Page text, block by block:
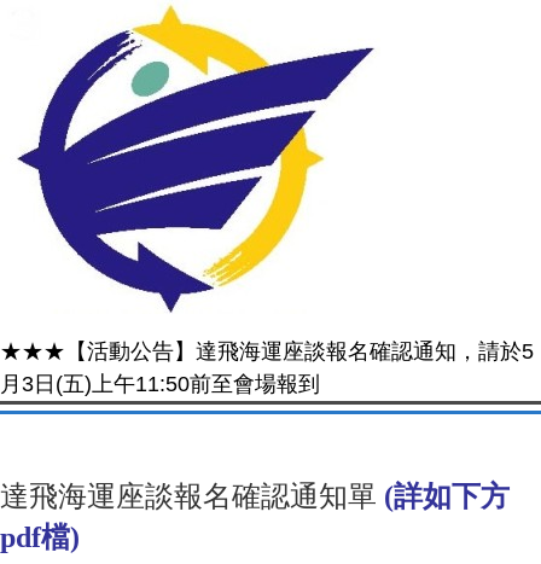
★★★【活動公告】達飛海運座談報名確認通知，請於5
月3日(五)上午11:50前至會場報到
達飛海運座談報名確認通知單 (詳如下方
pdf檔)